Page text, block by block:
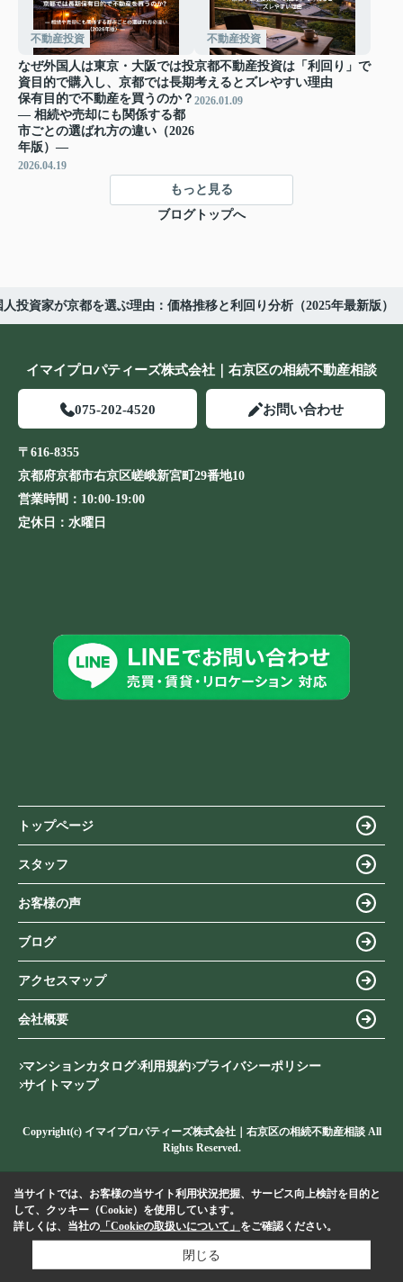
不動産投資
なぜ外国人は東京・大阪では投
資目的で購入し、京都では長期
保有目的で不動産を買うのか？
― 相続や売却にも関係する都
市ごとの選ばれ方の違い（2026
年版）―
2026.04.19
不動産投資
京都不動産投資は「利回り」で
考えるとズレやすい理由
2026.01.09
もっと見る
ブログトップへ
人投資家が京都を選ぶ理由：価格推移と利回り分析（2025年最新版）
イマイプロパティーズ株式会社｜右京区の相続不動産相談
075-202-4520 お問い合わせ
〒616-8355
京都府京都市右京区嵯峨新宮町29番地10
営業時間： 10:00-19:00
定休日： 水曜日
トップページ
スタッフ
お客様の声
ブログ
アクセスマップ
会社概要
マンションカタログ 利用規約 プライバシーポリシー
サイトマップ
Copyright(c) イマイプロパティーズ株式会社｜右京区の相続不動産相談 All
Rights Reserved.
当サイトでは、お客様の当サイト利用状況把握、サービス向上検討を目的と
して、クッキー（Cookie）を使用しています。
詳しくは、当社の 「Cookieの取扱いについて」 をご確認ください。
閉じる